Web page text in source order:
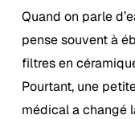
Quand on parle
pense souvent à
filtres en
Pourtant, une
médical a changé